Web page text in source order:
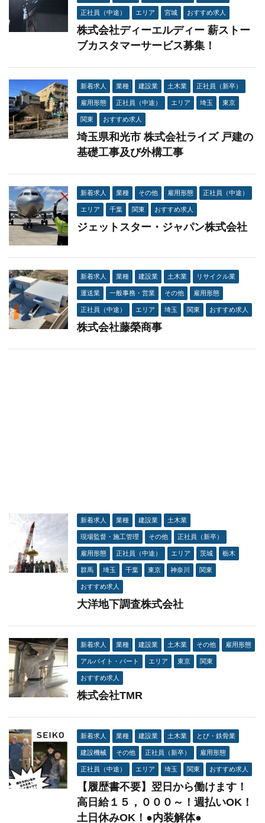
正社員（中途） エリア 宮城 おすすめ求人
株式会社ディーエルディー 薪ストー
ブカスタマーサービス募集！
新着求人 業種 建設業 土木業 正社員（新卒）
雇用形態 正社員（中途） エリア 埼玉 東京
関東 おすすめ求人
埼玉県和光市 株式会社ライズ 戸建の
基礎工事及び外構工事
新着求人 業種 その他 雇用形態 正社員（中途）
エリア 千葉 関東 おすすめ求人
ジェットスター・ジャパン株式会社
新着求人 業種 建設業 土木業 リサイクル業
運送業 一般事務・営業 その他 雇用形態
正社員（中途） エリア 埼玉 関東 おすすめ求人
株式会社藤榮商事
新着求人 業種 建設業 土木業
現場監督・施工管理 その他 正社員（新卒）
雇用形態 正社員（中途） エリア 茨城 栃木
群馬 埼玉 千葉 東京 神奈川 関東
おすすめ求人
大洋地下調査株式会社
新着求人 業種 建設業 土木業 その他 雇用形態
アルバイト・パート エリア 東京 関東
おすすめ求人
株式会社TMR
新着求人 業種 建設業 土木業 とび・鉄骨業
建設機械 その他 正社員（新卒） 雇用形態
正社員（中途） エリア 埼玉 関東 おすすめ求人
【履歴書不要】翌日から働けます！
高日給１５，０００～！週払いOK！
土日休みOK！●内装解体●